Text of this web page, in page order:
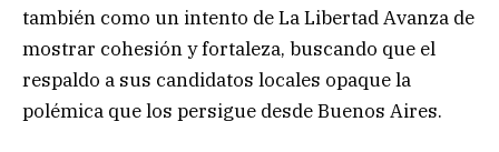
también como un intento de La Libertad Avanza de
mostrar cohesión y fortaleza, buscando que el
respaldo a sus candidatos locales opaque la
polémica que los persigue desde Buenos Aires.